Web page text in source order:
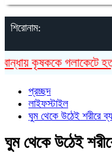
শিরোনাম:
কৃষককে গলাকেটে হত্যা
প্রচ্ছদ
লাইফস্টাইল
ঘুম থেকে উঠেই শরীরে
ঘুম থেকে উঠেই